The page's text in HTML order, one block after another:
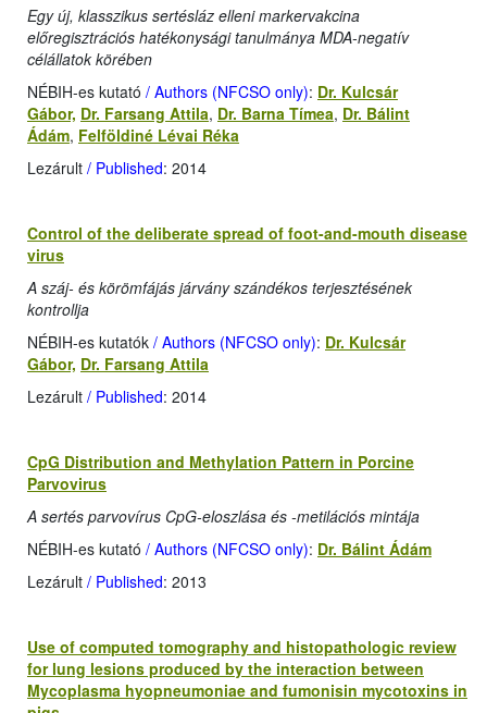
Egy új, klasszikus sertésláz elleni markervakcina
előregisztrációs hatékonysági tanulmánya MDA-negatív
célállatok körében
NÉBIH-es kutató / Authors (NFCSO only): Dr. Kulcsár
Gábor, Dr. Farsang Attila, Dr. Barna Tímea, Dr. Bálint
Ádám, Felföldiné Lévai Réka
Lezárult / Published: 2014
Control of the deliberate spread of foot-and-mouth disease
virus
A száj- és körömfájás járvány szándékos terjesztésének
kontrollja
NÉBIH-es kutatók / Authors (NFCSO only): Dr. Kulcsár
Gábor, Dr. Farsang Attila
Lezárult / Published: 2014
CpG Distribution and Methylation Pattern in Porcine
Parvovirus
A sertés parvovírus CpG-eloszlása és -metilációs mintája
NÉBIH-es kutató / Authors (NFCSO only): Dr. Bálint Ádám
Lezárult / Published: 2013
Use of computed tomography and histopathologic review
for lung lesions produced by the interaction between
Mycoplasma hyopneumoniae and fumonisin mycotoxins in